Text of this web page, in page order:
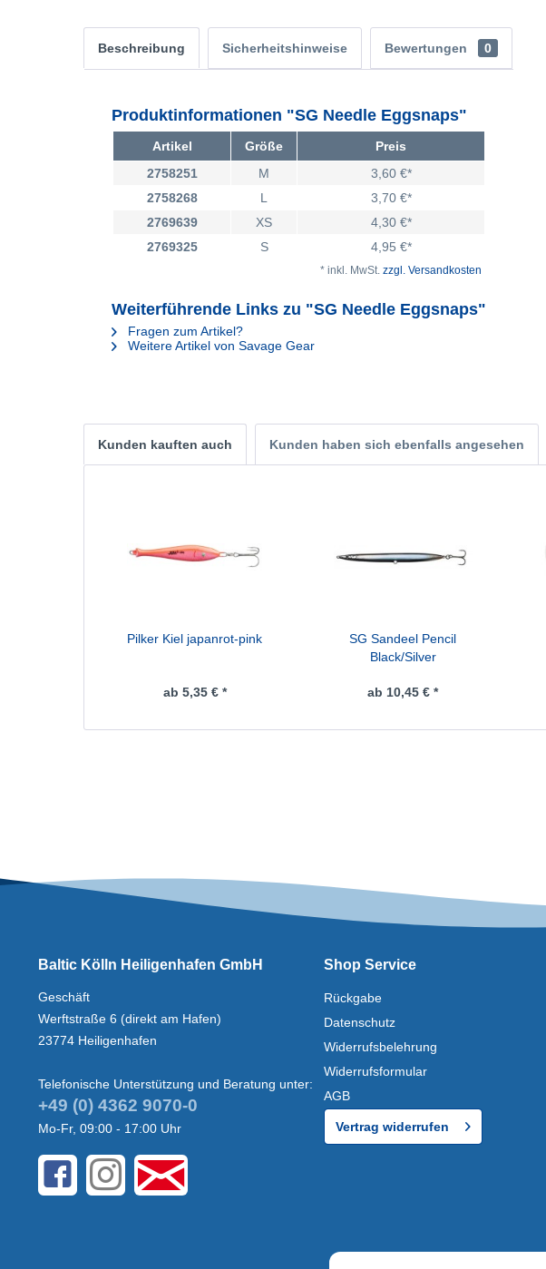
Beschreibung Sicherheitshinweise Bewertungen 0
Produktinformationen "SG Needle Eggsnaps"
Artikel Größe
Preis
2758251
M
3,60 €*
2758268
L
3,70 €*
2769639
XS
4,30 €*
2769325
S 4,95 €*
* inkl. MwSt. zzgl. Versandkosten
Weiterführende Links zu "SG Needle Eggsnaps"
Fragen zum Artikel?
Weitere Artikel von Savage Gear
Kunden kauften auch Kunden haben sich ebenfalls angesehen
Pilker Kiel japanrot-pink
ab 5,35 € *
SG Sandeel Pencil
Black/Silver
ab 10,45 € *
Baltic Kölln Heiligenhafen GmbH
Geschäft
Werftstraße 6 (direkt am Hafen)
23774 Heiligenhafen
Telefonische Unterstützung und Beratung unter:
+49 (0) 4362 9070-0
Mo-Fr, 09:00 - 17:00 Uhr
Shop Service
Rückgabe
Datenschutz
Widerrufsbelehrung
Widerrufsformular
AGB
Vertrag widerrufen